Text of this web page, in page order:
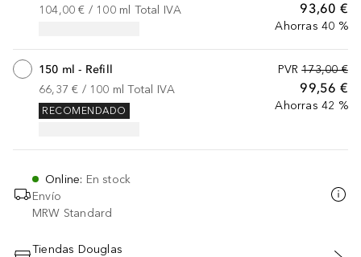
93,60 €
Ahorras 40 %
104,00 € / 100 ml Total IVA
PVR 173,00 €
99,56 €
Ahorras 42 %
150 ml - Refill
66,37 € / 100 ml Total IVA
RECOMENDADO
Online: En stock
Envío
MRW Standard
Tiendas Douglas